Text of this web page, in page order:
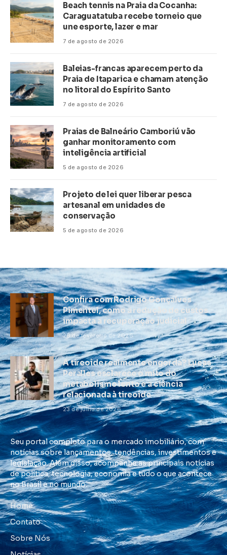
Beach tennis na Praia da Cocanha:
Caraguatatuba recebe torneio que
une esporte, lazer e mar
7 de agosto de 2026
Baleias-francas aparecem perto da
Praia de Itaparica e chamam atenção
no litoral do Espírito Santo
7 de agosto de 2026
Praias de Balneário Camboriú vão
ganhar monitoramento com
inteligência artificial
5 de agosto de 2026
Projeto de lei quer liberar pesca
artesanal em unidades de
conservação
5 de agosto de 2026
Confira com Rodrigo Gonçalves
Pimentel, como a redução de custos
impacta a recuperação judicial
26 de fevereiro de 2026
A tireoide realmente engorda? Lucas
Peralles esclarece o mito do
metabolismo lento e a ciência
relacionada à tireoide
23 de julho de 2026
Seu portal completo para o mercado imobiliário, com
notícias sobre lançamentos, tendências, investimentos e
legislação. Além disso, acompanhe as principais notícias
de política, tecnologia, economia e tudo o que acontece
no Brasil e no mundo.
Home
Contato
Sobre Nós